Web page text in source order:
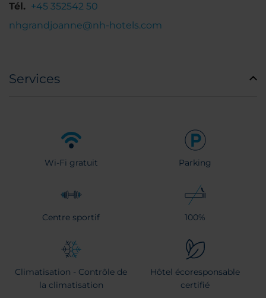
Tél. +45 352542 50
nhgrandjoanne@nh-hotels.com
Services
Wi-Fi gratuit Parking
Centre sportif 100%
Climatisation - Contrôle de
la climatisation
Hôtel écoresponsable
certifié